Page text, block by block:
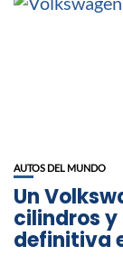
AUTOS DEL MUNDO
Un
cilindros y
definitiva